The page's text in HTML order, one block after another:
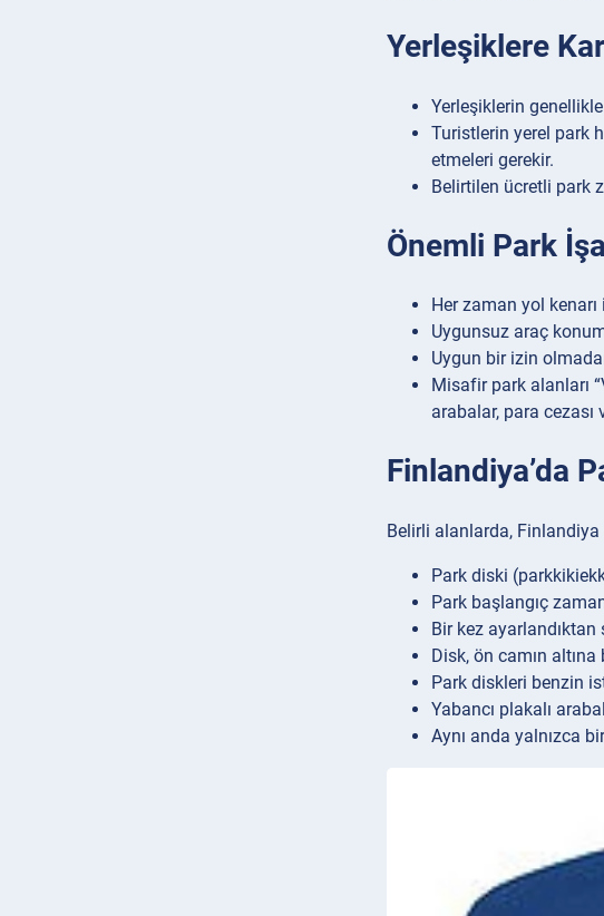
Yerleşiklere
Yerleşiklerin
Turistlerin yerel park
etmeleri gerekir.
Belirtilen ücretli park
Önemli Park
Her zaman yol
Uygunsuz araç
Uygun bir izin
Misafir park alanları
arabalar, para cezası
Finlandiya’da
Belirli alanlarda, Finlandiya
Park diski
Park başlangıç
Bir kez
Disk, ön camın
Park diskleri benzin
Yabancı plakalı
Aynı anda yalnızca